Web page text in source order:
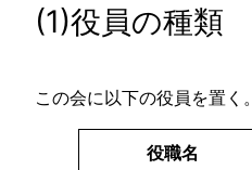
(1)役員の種類
この会に以下の役員を置く。
役職名